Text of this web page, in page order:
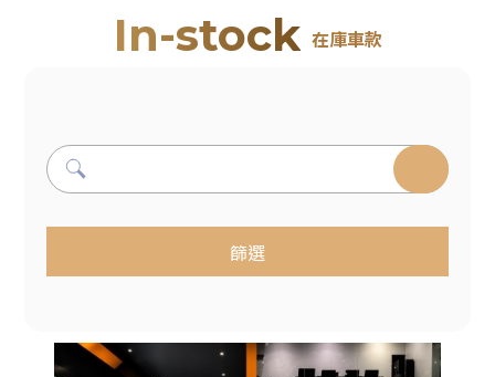
In-stock 在庫車款
篩選